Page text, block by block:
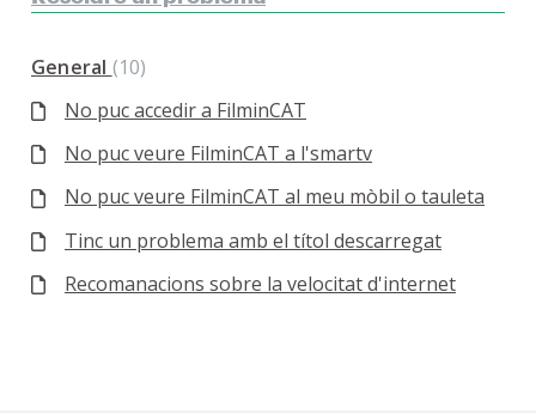
General 10
No puc accedir a FilminCAT
No puc veure FilminCAT a l'smartv
No puc veure FilminCAT al meu mòbil o tauleta
Tinc un problema amb el títol descarregat
Recomanacions sobre la velocitat d'internet